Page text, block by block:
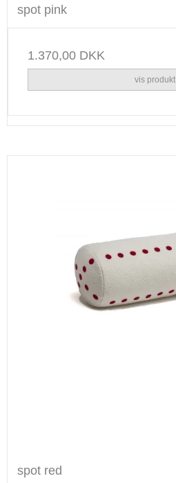
spot pink
1.370,00 DKK
vis produkt
spot red